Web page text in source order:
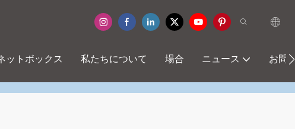
ットボックス 私たちについて 場合 ニュース お問